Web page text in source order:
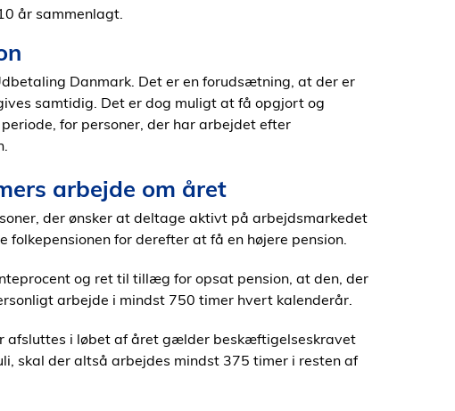
år sammenlagt.
Danmark. Det er en forudsætning, at der er
samtidig. Det er dog muligt at få opgjort og
for personer, der har arbejdet efter
arbejde om året
der ønsker at deltage aktivt på arbejdsmarkedet
for derefter at få en højere pension.
og ret til tillæg for opsat pension, at den, der
arbejde i mindst 750 timer hvert kalenderår.
afsluttes i løbet af året gælder beskæftigelseskravet
skal der altså arbejdes mindst 375 timer i resten af